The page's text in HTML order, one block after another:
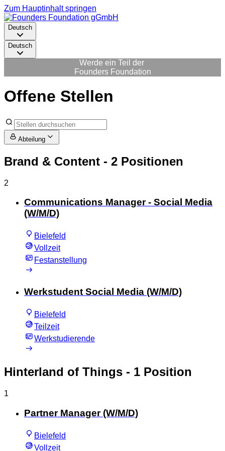
Zum Hauptinhalt springen
Deutsch
Deutsch
Werde ein Teil der
Founders Foundation
Offene Stellen
Abteilung
Brand & Content - 2 Positionen
2
Communications Manager - Social Media
(W/M/D)
Bielefeld
Vollzeit
Festanstellung
Werkstudent Social Media (W/M/D)
Bielefeld
Teilzeit
Werkstudierende
Hinterland of Things - 1 Position
1
Partner Manager (W/M/D)
Bielefeld
Vollzeit